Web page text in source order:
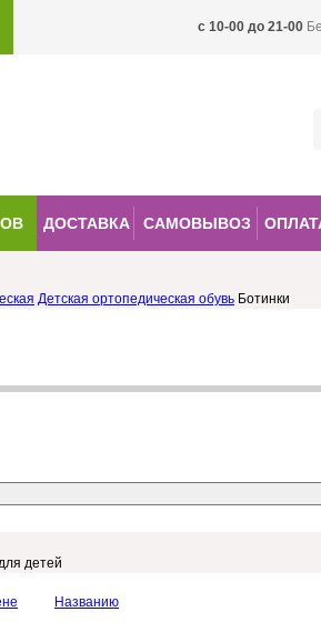
c 10-00 до 21-00
ДОСТАВКА САМОВЫВОЗ
Детская ортопедическая обувь Ботинки
детей
Названию